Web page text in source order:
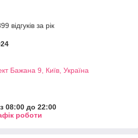
відгуків за рік
Бажана 9, Київ, Україна
08:00 до 22:00
роботи